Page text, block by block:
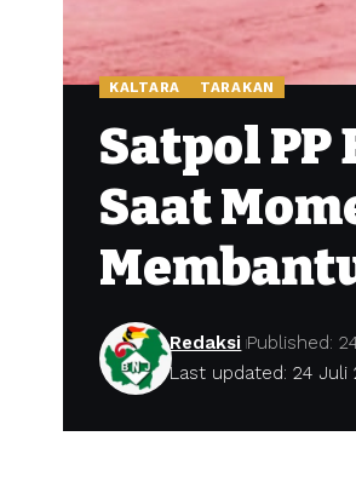
KALTARA TARAKAN
Satpol
Saat
Last updated: 24 Juli
Redaksi Published: